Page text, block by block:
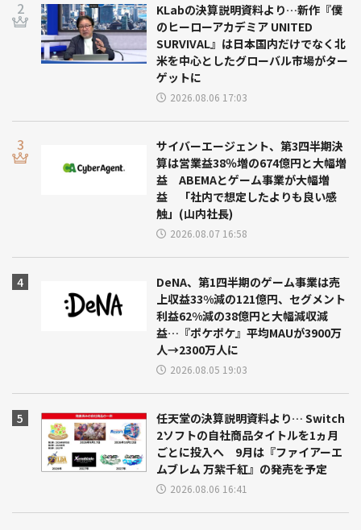
KLabの決算説明資料より…新作『僕
のヒーローアカデミア UNITED
SURVIVAL』は日本国内だけでなく北
米を中心としたグローバル市場がター
ゲットに
2026.08.06 17:03
サイバーエージェント、第3四半期決
算は営業益38％増の674億円と大幅増
益 ABEMAとゲーム事業が大幅増
益 「社内で想定したよりも良い感
触」(山内社長)
2026.08.07 16:58
DeNA、第1四半期のゲーム事業は売
上収益33%減の121億円、セグメント
利益62%減の38億円と大幅減収減
益…『ポケポケ』平均MAUが3900万
人→2300万人に
2026.08.05 19:03
任天堂の決算説明資料より… Switch
2ソフトの自社商品タイトルを1ヵ月
ごとに投入へ 9月は『ファイアーエ
ムブレム 万紫千紅』の発売を予定
2026.08.06 16:41